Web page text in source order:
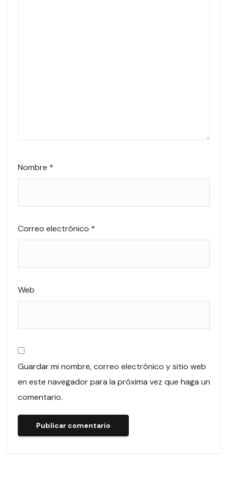
Nombre *
Correo electrónico *
Web
Guardar mi nombre, correo electrónico y sitio web
en este navegador para la próxima vez que haga un
comentario.